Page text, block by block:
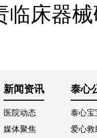
临床器
新闻资讯 泰心
医院动态
媒体聚焦
泰心宝
爱心